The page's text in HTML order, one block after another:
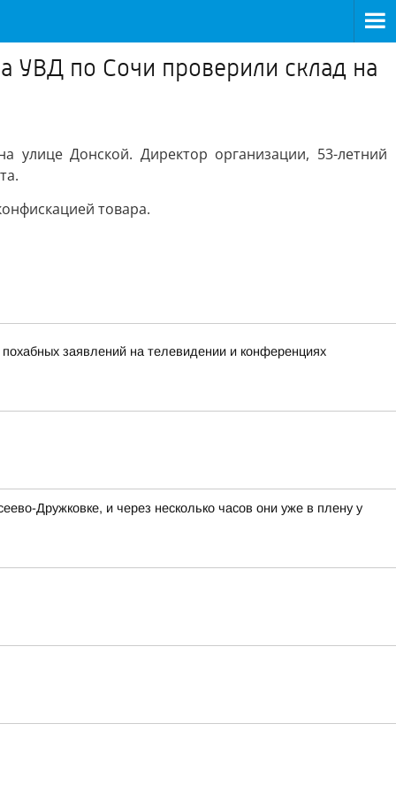
УВД по Сочи проверили склад на
улице Донской. Директор организации, 53-летний
товара.
заявлений на телевидении и конференциях
Дружковке, и через несколько часов они уже в плену у